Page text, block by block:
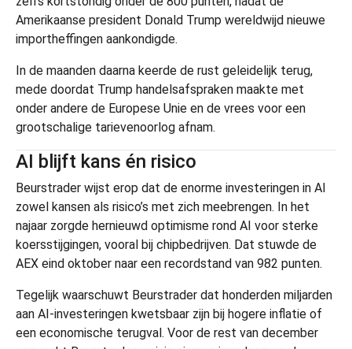
Amerikaanse president Donald Trump wereldwijd nieuwe
importheffingen aankondigde.
In de maanden daarna keerde de rust geleidelijk terug,
mede doordat Trump handelsafspraken maakte met
onder andere de Europese Unie en de vrees voor een
grootschalige tarievenoorlog afnam.
AI blijft kans én risico
Beurstrader wijst erop dat de enorme investeringen in AI
zowel kansen als risico’s met zich meebrengen. In het
najaar zorgde hernieuwd optimisme rond AI voor sterke
koersstijgingen, vooral bij chipbedrijven. Dat stuwde de
AEX eind oktober naar een recordstand van 982 punten.
Tegelijk waarschuwt Beurstrader dat honderden miljarden
aan AI-investeringen kwetsbaar zijn bij hogere inflatie of
een economische terugval. Voor de rest van december